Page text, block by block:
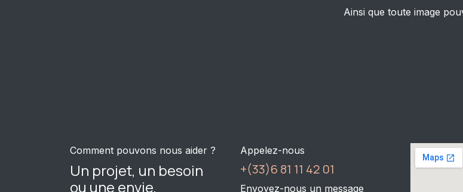
Ainsi que toute image
Comment pouvons nous aider ?
Un projet, un besoin
ou une envie,
Appelez-nous
+(33)6 81 11 42 01
Envoyez-nous un message